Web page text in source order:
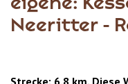
eigene:
Neeritter -
Strecke: 6,8 km.